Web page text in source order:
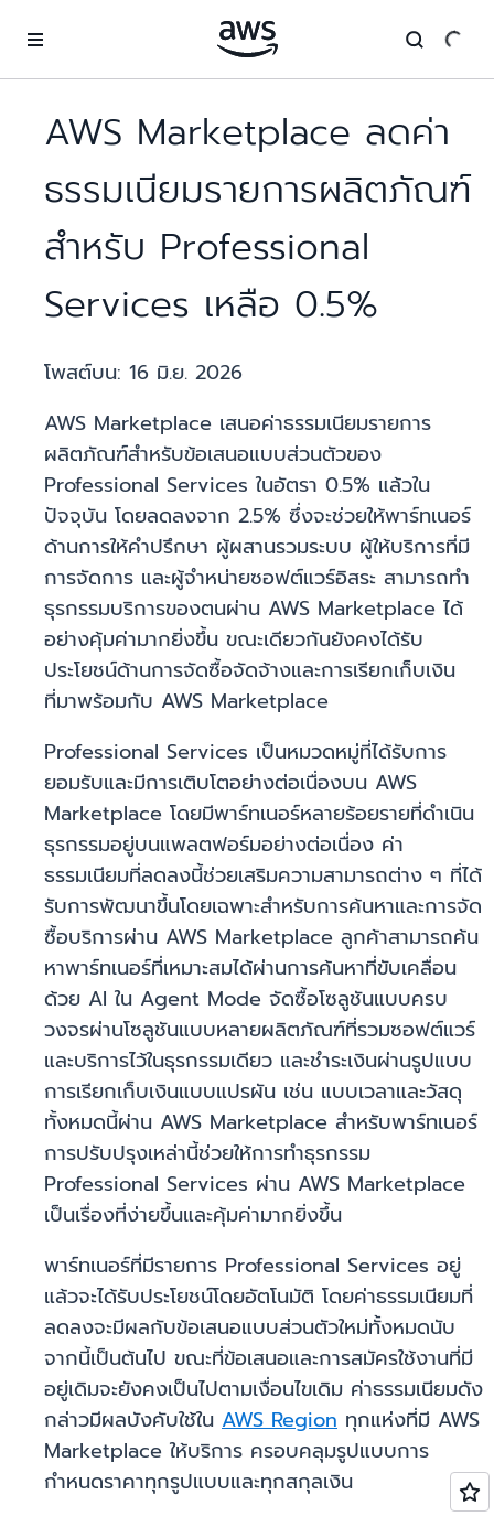
AWS Marketplace ลดค่า
ธรรมเนียมรายการผลิตภัณฑ์
สำหรับ Professional
Services เหลือ 0.5%
โพสต์บน: 16 มิ.ย. 2026
AWS Marketplace เสนอค่าธรรมเนียมรายการ
ผลิตภัณฑ์สำหรับข้อเสนอแบบส่วนตัวของ
Professional Services ในอัตรา 0.5% แล้วใน
ปัจจุบัน โดยลดลงจาก 2.5% ซึ่งจะช่วยให้พาร์ทเนอร์
ด้านการให้คำปรึกษา ผู้ผสานรวมระบบ ผู้ให้บริการที่มี
การจัดการ และผู้จำหน่ายซอฟต์แวร์อิสระ สามารถทำ
ธุรกรรมบริการของตนผ่าน AWS Marketplace ได้
อย่างคุ้มค่ามากยิ่งขึ้น ขณะเดียวกันยังคงได้รับ
ประโยชน์ด้านการจัดซื้อจัดจ้างและการเรียกเก็บเงิน
ที่มาพร้อมกับ AWS Marketplace
Professional Services เป็นหมวดหมู่ที่ได้รับการ
ยอมรับและมีการเติบโตอย่างต่อเนื่องบน AWS
Marketplace โดยมีพาร์ทเนอร์หลายร้อยรายที่ดำเนิน
ธุรกรรมอยู่บนแพลตฟอร์มอย่างต่อเนื่อง ค่า
ธรรมเนียมที่ลดลงนี้ช่วยเสริมความสามารถต่าง ๆ ที่ได้
รับการพัฒนาขึ้นโดยเฉพาะสำหรับการค้นหาและการจัด
ซื้อบริการผ่าน AWS Marketplace ลูกค้าสามารถค้น
หาพาร์ทเนอร์ที่เหมาะสมได้ผ่านการค้นหาที่ขับเคลื่อน
ด้วย AI ใน Agent Mode จัดซื้อโซลูชันแบบครบ
วงจรผ่านโซลูชันแบบหลายผลิตภัณฑ์ที่รวมซอฟต์แวร์
และบริการไว้ในธุรกรรมเดียว และชำระเงินผ่านรูปแบบ
การเรียกเก็บเงินแบบแปรผัน เช่น แบบเวลาและวัสดุ
ทั้งหมดนี้ผ่าน AWS Marketplace สำหรับพาร์ทเนอร์
การปรับปรุงเหล่านี้ช่วยให้การทำธุรกรรม
Professional Services ผ่าน AWS Marketplace
เป็นเรื่องที่ง่ายขึ้นและคุ้มค่ามากยิ่งขึ้น
พาร์ทเนอร์ที่มีรายการ Professional Services อยู่
แล้วจะได้รับประโยชน์โดยอัตโนมัติ โดยค่าธรรมเนียมที่
ลดลงจะมีผลกับข้อเสนอแบบส่วนตัวใหม่ทั้งหมดนับ
จากนี้เป็นต้นไป ขณะที่ข้อเสนอและการสมัครใช้งานที่มี
อยู่เดิมจะยังคงเป็นไปตามเงื่อนไขเดิม ค่าธรรมเนียมดัง
กล่าวมีผลบังคับใช้ใน AWS Region ทุกแห่งที่มี AWS
Marketplace ให้บริการ ครอบคลุมรูปแบบการ
กำหนดราคาทุกรูปแบบและทุกสกุลเงิน